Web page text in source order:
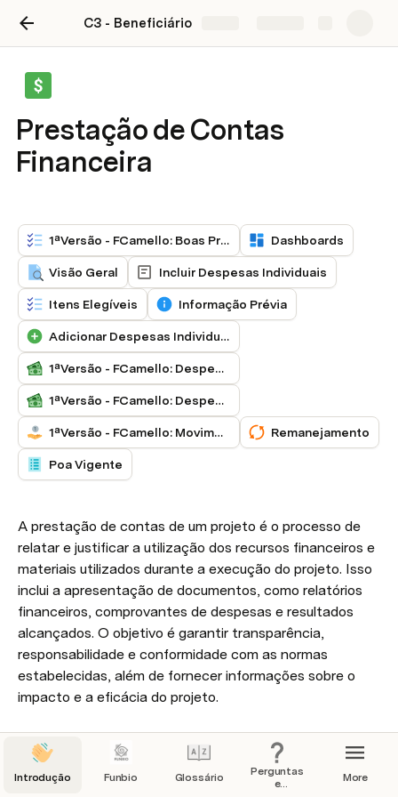
C3 - Beneficiário
Prestação de Contas
Financeira
1ªVersão - FCamello: Boas Práticas e Recomendações à Instituição Executora Dashboards
Visão Geral Incluir Despesas Individuais
Itens Elegíveis Informação Prévia
Adicionar Despesas Individualmente
1ªVersão - FCamello: Despesas do Projeto
1ªVersão - FCamello: Despesas de Contrapartida
1ªVersão - FCamello: Movimentações na Conta Remanejamento
Poa Vigente
A prestação de contas de um projeto é o processo de
relatar e justificar a utilização dos recursos financeiros e
materiais utilizados durante a execução do projeto. Isso
inclui a apresentação de documentos, como relatórios
financeiros, comprovantes de despesas e resultados
alcançados. O objetivo é garantir transparência,
responsabilidade e conformidade com as normas
estabelecidas, além de fornecer informações sobre o
impacto e a eficácia do projeto.
Monitoramento e Avaliação dos Projetos pelo
FUNBIO
Introdução Funbio Glossário
Perguntas
e
More